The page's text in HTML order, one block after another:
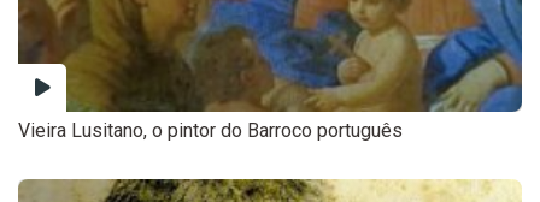
Vieira Lusitano, o pintor do Barroco português